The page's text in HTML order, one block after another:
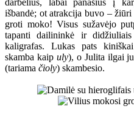
darbelius, labai panašius į
išbandė; ot atrakcija buvo –
groti moko! Visus sužavėjo
tapanti dailininkė ir
kaligrafas. Lukas pats
skamba kaip uly), o Julita ilgai
(tariama čioly) skambesio.